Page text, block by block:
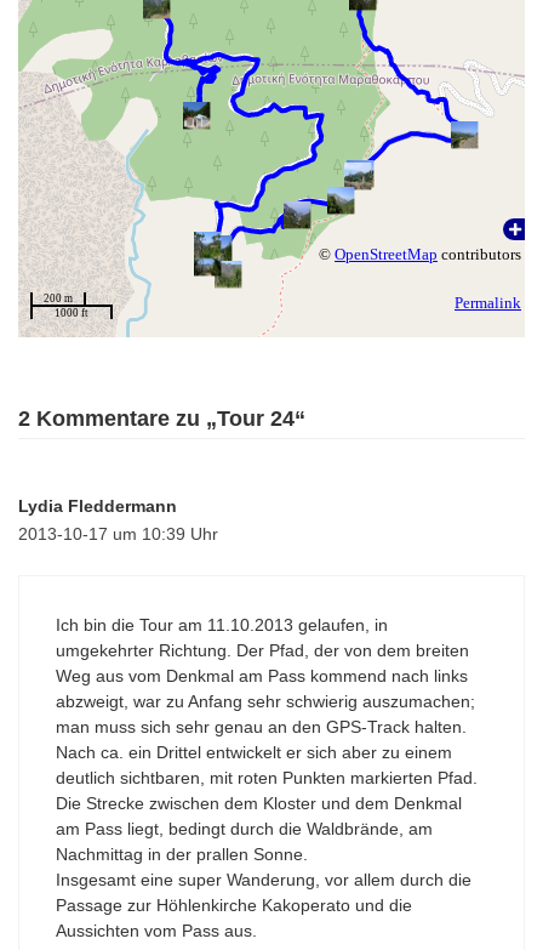
2 Kommentare zu „Tour 24“
Lydia Fleddermann
2013-10-17 um 10:39 Uhr
Ich bin die Tour am 11.10.2013 gelaufen, in
umgekehrter Richtung. Der Pfad, der von dem breiten
Weg aus vom Denkmal am Pass kommend nach links
abzweigt, war zu Anfang sehr schwierig auszumachen;
man muss sich sehr genau an den GPS-Track halten.
Nach ca. ein Drittel entwickelt er sich aber zu einem
deutlich sichtbaren, mit roten Punkten markierten Pfad.
Die Strecke zwischen dem Kloster und dem Denkmal
am Pass liegt, bedingt durch die Waldbrände, am
Nachmittag in der prallen Sonne.
Insgesamt eine super Wanderung, vor allem durch die
Passage zur Höhlenkirche Kakoperato und die
Aussichten vom Pass aus.